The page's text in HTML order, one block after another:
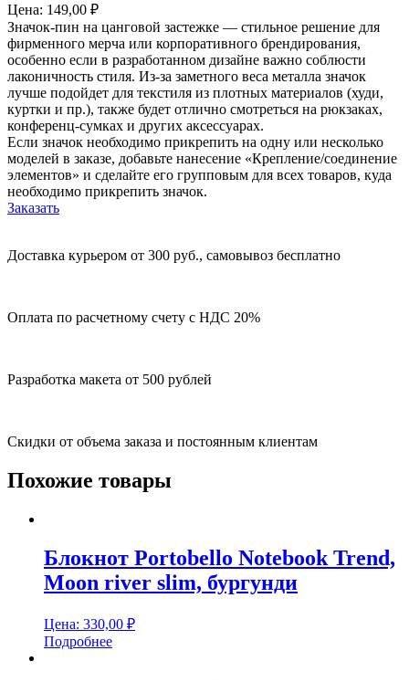
Цена: 149,00 ₽
Значок-пин на цанговой застежке — стильное решение для
фирменного мерча или корпоративного брендирования,
особенно если в разработанном дизайне важно соблюсти
лаконичность стиля. Из-за заметного веса металла значок
лучше подойдет для текстиля из плотных материалов (худи,
куртки и пр.), также будет отлично смотреться на рюкзаках,
конференц-сумках и других аксессуарах.
Если значок необходимо прикрепить на одну или несколько
моделей в заказе, добавьте нанесение «Крепление/соединение
элементов» и сделайте его групповым для всех товаров, куда
необходимо прикрепить значок.
Заказать
Доставка курьером от 300 руб., самовывоз бесплатно
Оплата по расчетному счету с НДС 20%
Разработка макета от 500 рублей
Скидки от объема заказа и постоянным клиентам
Похожие товары
Блокнот Portobello Notebook Trend,
Moon river slim, бургунди
Цена: 330,00 ₽
Подробнее